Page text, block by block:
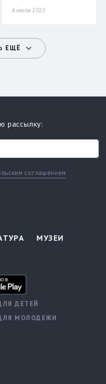
4 июля 2022
ЕЩЁ
рассылку:
соглашением
МУЗЕИ
ДЕТЕЙ
МОЛОДЕЖИ